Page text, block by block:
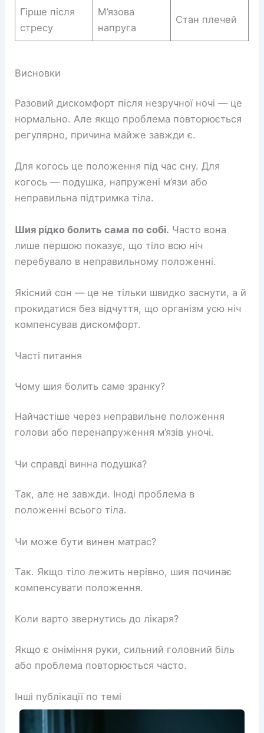
Гірше після
стресу
М’язова
напруга
Стан плечей
Висновки
Разовий дискомфорт після незручної ночі — це
нормально. Але якщо проблема повторюється
регулярно, причина майже завжди є.
Для когось це положення під час сну. Для
когось — подушка, напружені м’язи або
неправильна підтримка тіла.
Шия рідко болить сама по собі. Часто вона
лише першою показує, що тіло всю ніч
перебувало в неправильному положенні.
Якісний сон — це не тільки швидко заснути, а й
прокидатися без відчуття, що організм усю ніч
компенсував дискомфорт.
Часті питання
Чому шия болить саме зранку?
Найчастіше через неправильне положення
голови або перенапруження м’язів уночі.
Чи справді винна подушка?
Так, але не завжди. Іноді проблема в
положенні всього тіла.
Чи може бути винен матрас?
Так. Якщо тіло лежить нерівно, шия починає
компенсувати положення.
Коли варто звернутись до лікаря?
Якщо є оніміння руки, сильний головний біль
або проблема повторюється часто.
Інші публікації по темі